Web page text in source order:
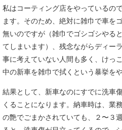
私はコーティング店をやっているので
ます。そのため、絶対に雑巾で車を
無いのですが（雑巾でゴシゴシやる
てしまいます）、残念ながらディー
事に考えていない人間も多く、けっ
中の新車を雑巾で拭くという暴挙を
結果として、新車なのにすでに洗車
くることになります。納車時は、業
の艶でごまかされていても、２〜３